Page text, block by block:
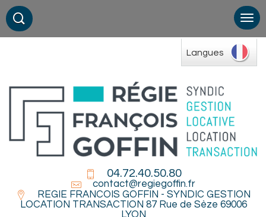
Langues
04.72.40.50.80
contact@regiegoffin.fr
REGIE FRANCOIS GOFFIN - SYNDIC GESTION
LOCATION TRANSACTION 87 Rue de Sèze 69006